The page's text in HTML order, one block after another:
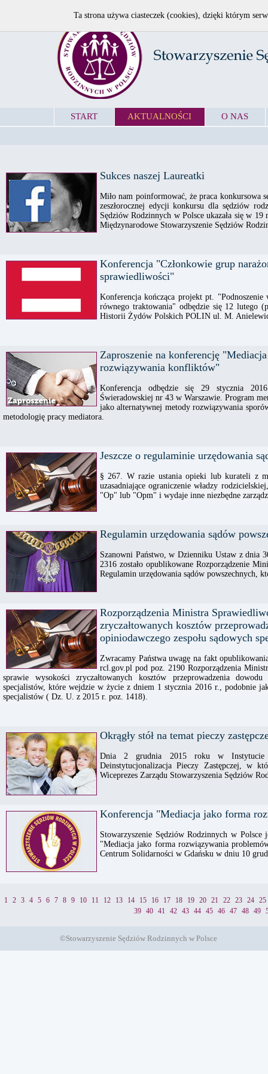
START AKTUALNOŚCI O NAS
Sukces naszej Laureatki
Miło nam poinformować, że praca
zeszłorocznej edycji konkursu dla sędziów
Sędziów Rodzinnych w Polsce ukazała się w
Międzynarodowe Stowarzyszenie Sędziów
Konferencja "Członkowie grup
sprawiedliwości"
Konferencja kończąca projekt pt.
równego traktowania" odbędzie się 12 lutego
Historii Żydów Polskich POLIN ul. M.
Zaproszenie na konferencję
rozwiązywania konfliktów"
Konferencja odbędzie się 29 stycznia
Świeradowskiej nr 43 w Warszawie. Program
jako alternatywnej metody rozwiązywania
metodologię pracy mediatora.
Jeszcze o regulaminie urzędowania
§ 267. W razie ustania opieki lub kurateli z
uzasadniające ograniczenie władzy
"Op" lub "Opm" i wydaje inne niezbędne
Regulamin urzędowania sądów
Szanowni Państwo, w Dzienniku Ustaw z dnia
2316 zostało opublikowane Rozporządzenie
Regulamin urzędowania sądów powszechnych,
Rozporządzenia Ministra
zryczałtowanych kosztów
opiniodawczego zespołu sądowych
Zwracamy Państwa uwagę na fakt
rcl.gov.pl pod poz. 2190 Rozporządzenia
sprawie wysokości zryczałtowanych kosztów przeprowadzenia
specjalistów, które wejdzie w życie z dniem 1 stycznia 2016 r., podobnie
specjalistów ( Dz. U. z 2015 r. poz. 1418).
Okrągły stół na temat pieczy
Dnia 2 grudnia 2015 roku w Instytucie
Deinstytucjonalizacja Pieczy Zastępczej, w
Wiceprezes Zarządu Stowarzyszenia Sędziów
Konferencja "Mediacja jako forma
Stowarzyszenie Sędziów Rodzinnych w
"Mediacja jako forma rozwiązywania
Centrum Solidarności w Gdańsku w dniu 10
1 2 3 4 5 6 7 8 9 10 11 12 13 14 15 16 17 18 19 20 21 22 23 24
25
39
40 41 42 43 44 45 46 47 48 49
©Stowarzyszenie Sędziów Rodzinnych w Polsce
Ta strona używa ciasteczek (cookies), dzięki którym